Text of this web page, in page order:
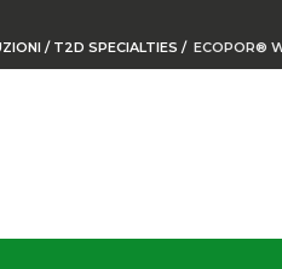
/ T2D SPECIALTIES / ECOPOR®